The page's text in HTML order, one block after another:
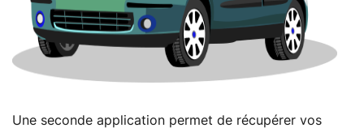
Une seconde application permet de récupérer vos